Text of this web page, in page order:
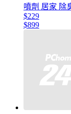
噴劑 居家 除
$229
$899